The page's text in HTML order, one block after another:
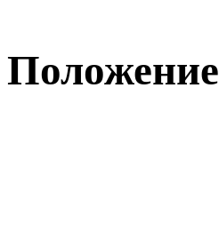
Положение